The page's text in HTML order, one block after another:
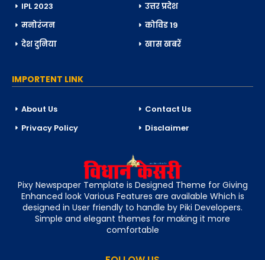
IPL 2023
उत्तर प्रदेश
मनोरंजन
कोविड 19
देश दुनिया
खास खबरें
IMPORTENT LINK
About Us
Contact Us
Privacy Policy
Disclaimer
Pixy Newspaper Template is Designed Theme for Giving
Enhanced look Various Features are available Which is
designed in User friendly to handle by Piki Developers.
Simple and elegant themes for making it more
comfortable